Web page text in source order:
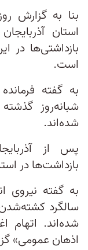
بنا به گزارش
استان
بازداشتی‌ها در
است.
به گفته
شده‌اند.
پس از
بازداشت‌ها در
سالگرد
شده‌اند. اتهام
اذهان عمومی»